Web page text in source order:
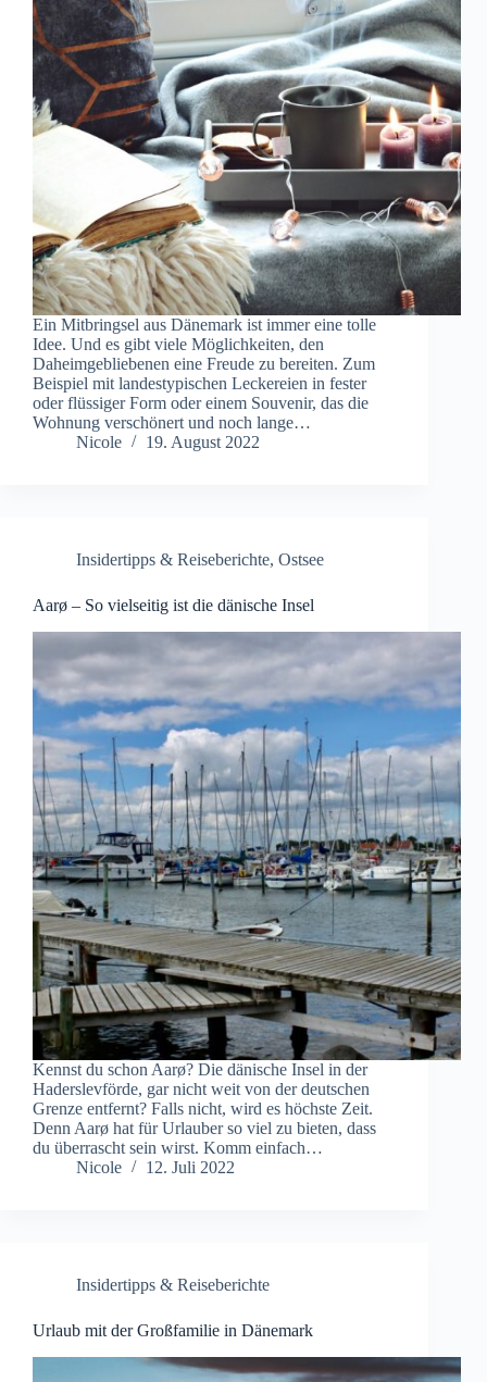
Ein Mitbringsel aus Dänemark ist immer eine tolle
Idee. Und es gibt viele Möglichkeiten, den
Daheimgebliebenen eine Freude zu bereiten. Zum
Beispiel mit landestypischen Leckereien in fester
oder flüssiger Form oder einem Souvenir, das die
Wohnung verschönert und noch lange…
Nicole
19. August 2022
Insidertipps & Reiseberichte, Ostsee
Aarø – So vielseitig ist die dänische Insel
Kennst du schon Aarø? Die dänische Insel in der
Haderslevförde, gar nicht weit von der deutschen
Grenze entfernt? Falls nicht, wird es höchste Zeit.
Denn Aarø hat für Urlauber so viel zu bieten, dass
du überrascht sein wirst. Komm einfach…
Nicole
12. Juli 2022
Insidertipps & Reiseberichte
Urlaub mit der Großfamilie in Dänemark